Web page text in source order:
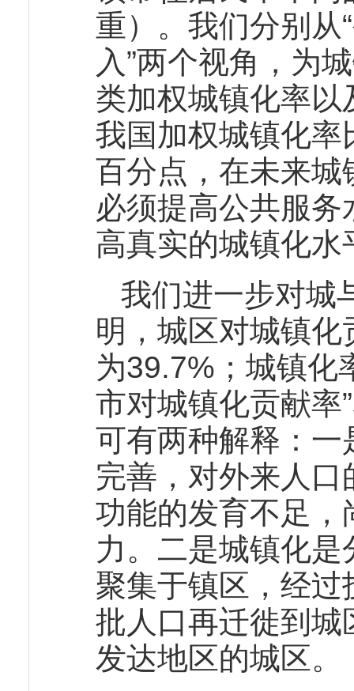
重）。我们分别从
入”两个视角，为
类加权城镇化率
我国加权城镇化
百分点，在未来
必须提高公共服
高真实的城镇化水
我们进一步对城
明，城区对城镇
为39.7%；城镇化
市对城镇化贡献率
可有两种解释：
完善，对外来人
功能的发育不足
力。二是城镇化
聚集于镇区，经
批人口再迁徙到
发达地区的城区。